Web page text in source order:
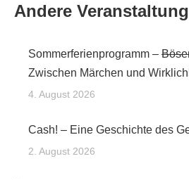
Andere
Sommerferienprogramm –
Zwischen Märchen und
4. August 2026
Cash! – Eine Geschichte des
2. August 2026